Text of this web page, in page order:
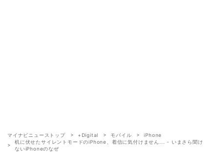
マイナビニューストップ +Digital モバイル
iPhone
机に伏せたサイレントモードのiPhone、着信に気付けません... - いまさら聞け
ないiPhoneのなぜ